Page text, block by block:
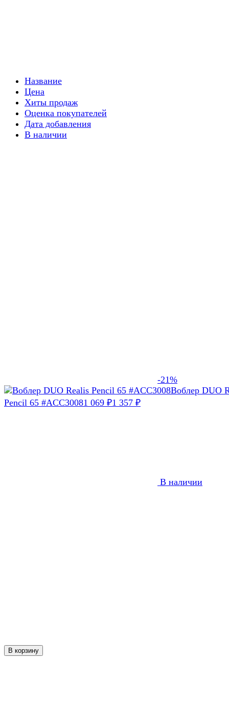
Название
Цена
Хиты продаж
Оценка покупателей
Дата добавления
В наличии
-21%
Воблер DUO
Pencil 65 #ACC30081 069 ₽1 357 ₽
В наличии
В корзину